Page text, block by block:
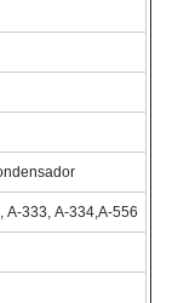
A-333, A-334,A-556